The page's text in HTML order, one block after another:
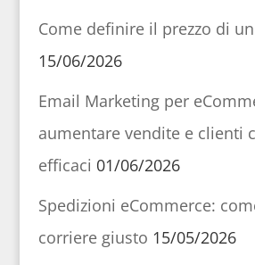
Come definire il prezzo di
15/06/2026
Email Marketing per
aumentare vendite e clienti
efficaci 01/06/2026
Spedizioni eCommerce:
corriere giusto 15/05/2026